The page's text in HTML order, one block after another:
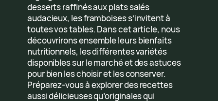
desserts raffinés aux plats salés
audacieux, les framboises s’invitent à
toutes vos tables. Dans cet article, nous
découvrirons ensemble leurs bienfaits
nutritionnels, les différentes variétés
disponibles sur le marché et des astuces
pour bien les choisir et les conserver.
Préparez-vous à explorer des recettes
aussi délicieuses qu’originales qui